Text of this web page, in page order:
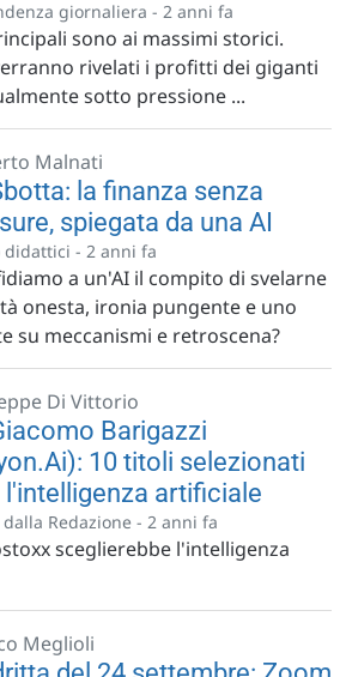
giornaliera - 2 anni fa
sono ai massimi storici.
rivelati i profitti dei giganti
sotto pressione ...
Malnati
la finanza senza
spiegata da una AI
didattici - 2 anni fa
a un'AI il compito di svelarne
onesta, ironia pungente e uno
su meccanismi e retroscena?
Di Vittorio
Barigazzi
10 titoli selezionati
l'intelligenza artificiale
Redazione - 2 anni fa
sceglierebbe l'intelligenza
Meglioli